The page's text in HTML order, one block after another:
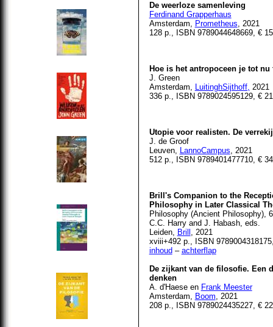
De weerloze samenleving
Ferdinand Grapperhaus
Amsterdam, Prometheus, 2021
128 p., ISBN 9789044648669, €
Hoe is het antropoceen je tot nu
J. Green
Amsterdam, LuitinghSijthoff, 2021
336 p., ISBN 9789024595129, €
Utopie voor realisten. De
J. de Groof
Leuven, LannoCampus, 2021
512 p., ISBN 9789401477710, €
Brill's Companion to the
Philosophy in Later Classical
Philosophy (Ancient Philosophy), 6
C.C. Harry and J. Habash, eds.
Leiden, Brill , 2021
xviii+492 p., ISBN
inhoud – achterflap
De zijkant van de filosofie. Een
denken
A. d'Haese en Frank Meester
Amsterdam, Boom, 2021
208 p., ISBN 9789024435227, €